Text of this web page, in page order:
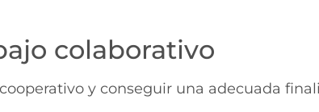
colaborativo
y conseguir una adecuada